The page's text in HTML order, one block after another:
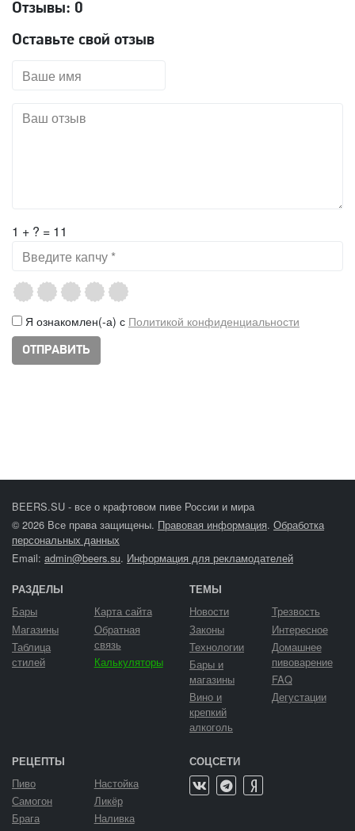
Отзывы: 0
Оставьте свой отзыв
1 + ? = 11
Я ознакомлен(-а) с Политикой конфиденциальности
BEERS.SU - все о крафтовом пиве России и мира
© 2026 Все права защищены. Правовая информация. Обработка
персональных данных
Email: admin@beers.su. Информация для рекламодателей
РАЗДЕЛЫ
Бары
Магазины
Таблица
стилей
Карта сайта
Обратная
связь
Калькуляторы
ТЕМЫ
Новости
Законы
Технологии
Бары и
магазины
Вино и
крепкий
алкоголь
Трезвость
Интересное
Домашнее
пивоварение
FAQ
Дегустации
РЕЦЕПТЫ
Пиво
Самогон
Брага
Настойка
Ликёр
Наливка
СОЦСЕТИ